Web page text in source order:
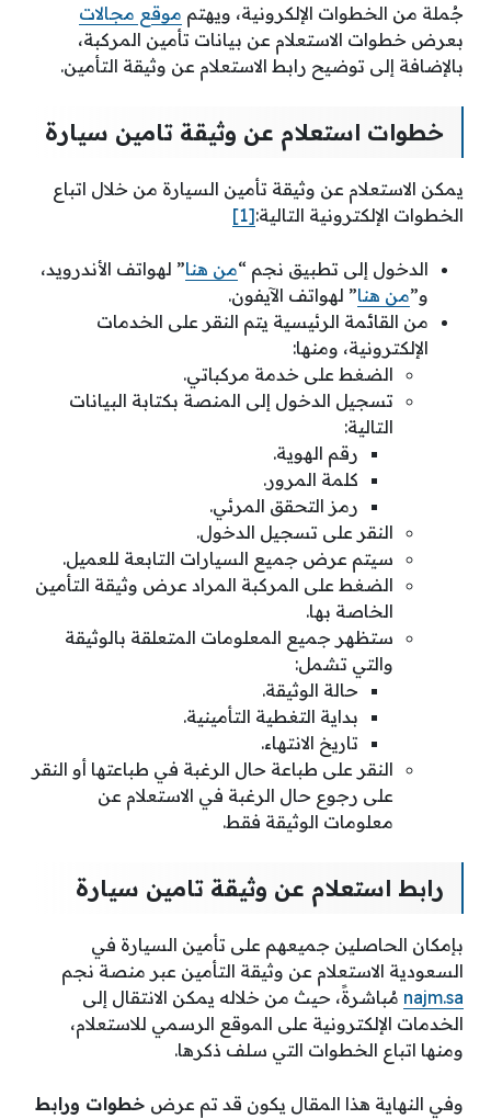
جُملة من الخطوات الإلكرونية، ويهتم موقع مجالات
بعرض خطوات الاستعلام عن بيانات تأمين المركبة،
بالإضافة إلى توضيح رابط الاستعلام عن وثيقة التأمين.
خطوات استعلام عن وثيقة تامين سيارة
يمكن الاستعلام عن وثيقة تأمين السيارة من خلال اتباع
الخطوات الإلكترونية التالية:[1]
الدخول إلى تطبيق نجم “من هنا” لهواتف الأندرويد،
و”من هنا” لهواتف الآيفون.
من القائمة الرئيسية يتم النقر على الخدمات
الإلكترونية، ومنها:
الضغط على خدمة مركباتي.
تسجيل الدخول إلى المنصة بكتابة البيانات
التالية:
رقم الهوية.
كلمة المرور.
رمز التحقق المرئي.
النقر على تسجيل الدخول.
سيتم عرض جميع السيارات التابعة للعميل.
الضغط على المركبة المراد عرض وثيقة التأمين
الخاصة بها.
ستظهر جميع المعلومات المتعلقة بالوثيقة
والتي تشمل:
حالة الوثيقة.
بداية التغطية التأمينية.
تاريخ الانتهاء.
النقر على طباعة حال الرغبة في طباعتها أو النقر
على رجوع حال الرغبة في الاستعلام عن
معلومات الوثيقة فقط.
رابط استعلام عن وثيقة تامين سيارة
بإمكان الحاصلين جميعهم على تأمين السيارة في
السعودية الاستعلام عن وثيقة التأمين عبر منصة نجم
najm.sa مُباشرةً، حيث من خلاله يمكن الانتقال إلى
الخدمات الإلكترونية على الموقع الرسمي للاستعلام،
ومنها اتباع الخطوات التي سلف ذكرها.
وفي النهاية هذا المقال يكون قد تم عرض خطوات ورابط